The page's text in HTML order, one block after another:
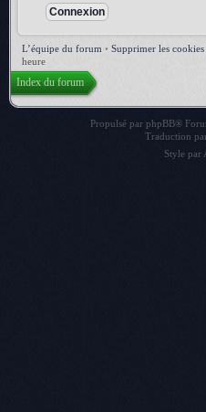
L’équipe du forum • Supprimer les
heure
Index du forum
Propulsé par phpBB®
Traduction
Style par